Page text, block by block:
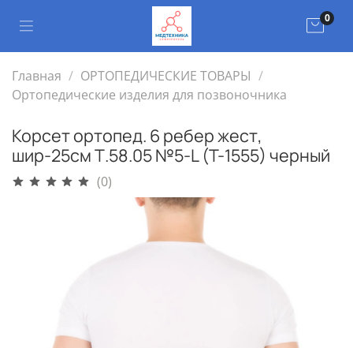
0
Главная
ОРТОПЕДИЧЕСКИЕ ТОВАРЫ
Ортопедические изделия для позвоночника
Корсет ортопед. 6 ребер жест,
шир-25см Т.58.05 №5-L (T-1555) черный
(0)